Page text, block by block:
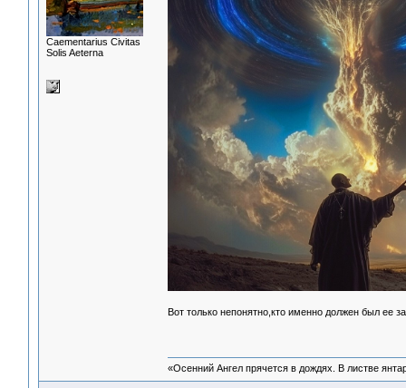
Сaementarius Civitas
Solis Aeterna
Вот только непонятно,кто именно должен был ее
«Осенний Ангел прячется в дождях. В листве